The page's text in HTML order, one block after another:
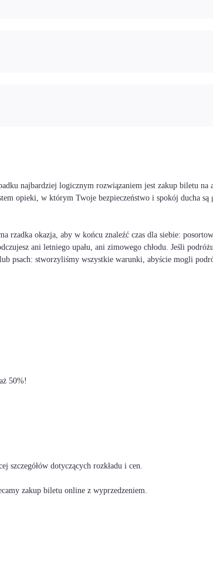
najbardziej logicznym rozwiązaniem jest zakup biletu
opieki, w którym Twoje bezpieczeństwo i spokój ducha
rzadka okazja, aby w końcu znaleźć czas dla siebie:
ani letniego upału, ani zimowego chłodu. Jeśli
psach: stworzyliśmy wszystkie warunki, abyście mogli
50%!
szczegółów dotyczących rozkładu i cen.
zakup biletu online z wyprzedzeniem.